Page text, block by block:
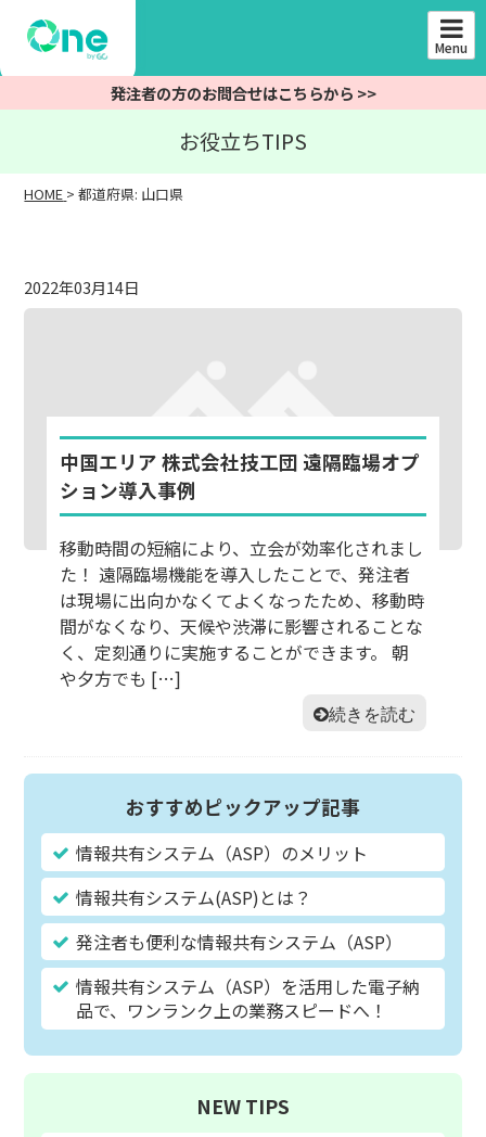
Menu
発注者の方のお問合せはこちらから >>
お役立ちTIPS
HOME >都道府県: 山口県
2022年03月14日
中国エリア 株式会社技工団 遠隔臨場オプ
ション導入事例
移動時間の短縮により、立会が効率化されまし
た！ 遠隔臨場機能を導入したことで、発注者
は現場に出向かなくてよくなったため、移動時
間がなくなり、天候や渋滞に影響されることな
く、定刻通りに実施することができます。 朝
や夕方でも […]
続きを読む
おすすめピックアップ記事
情報共有システム（ASP）のメリット
情報共有システム(ASP)とは？
発注者も便利な情報共有システム（ASP）
情報共有システム（ASP）を活用した電子納
品で、ワンランク上の業務スピードへ！
NEW TIPS